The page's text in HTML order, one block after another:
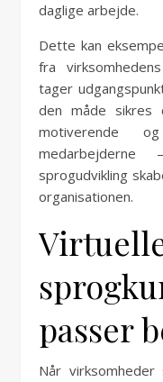
daglige arbejde.
Dette kan
fra
tager
den måde sikres
motiverende
sprogudvikling
organisationen.
passer
Når